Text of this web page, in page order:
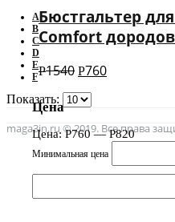
A
B
C
D
E
F
Цена
Цена:Р760—Р820
Минимальная цена
Бюстгальтер
Comfort
Р1540 Р760
Показать:
maga3in.ru © 2019. Все права